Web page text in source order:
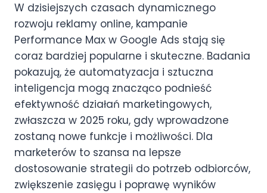
W dzisiejszych czasach dynamicznego
rozwoju reklamy online, kampanie
Performance Max w Google Ads stają się
coraz bardziej popularne i skuteczne. Badania
pokazują, że automatyzacja i sztuczna
inteligencja mogą znacząco podnieść
efektywność działań marketingowych,
zwłaszcza w 2025 roku, gdy wprowadzone
zostaną nowe funkcje i możliwości. Dla
marketerów to szansa na lepsze
dostosowanie strategii do potrzeb odbiorców,
zwiększenie zasięgu i poprawę wyników